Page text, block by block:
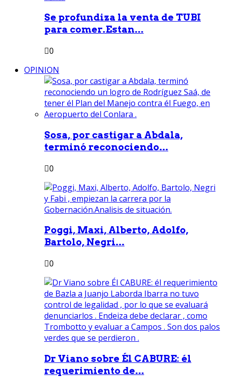
Se profundiza la venta de TUBI
para comer.Estan...
0
OPINION
Sosa, por castigar a Abdala,
terminó reconociendo...
0
Poggi, Maxi, Alberto, Adolfo,
Bartolo, Negri...
0
Dr Viano sobre Él CABURE: él
requerimiento de...